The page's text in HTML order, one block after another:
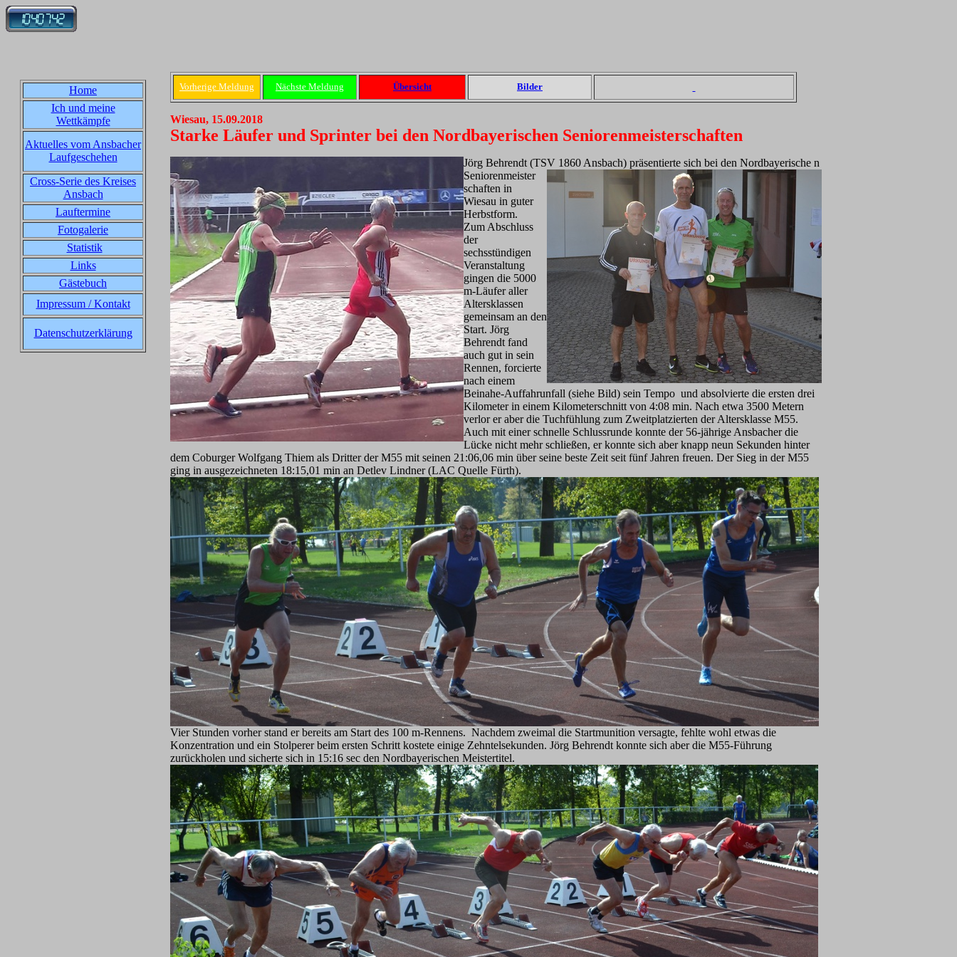
Home
Ich und meine
Wettkämpfe
Aktuelles vom Ansbacher
Laufgeschehen
Cross-Serie des Kreises
Ansbach
Lauftermine
Fotogalerie
Statistik
Links
Gästebuch
Impressum / Kontakt
Datenschutzerklärung
Vorherige Meldung Nächste Meldung Übersicht Bilder
Wiesau, 15.09.2018
Starke Läufer und Sprinter bei den Nordbayerischen Seniorenmeisterschaften
Jörg Behrendt (TSV 1860 Ansbach) präsentierte sich bei den Nordbayerische n
Seniorenmeister
schaften in
Wiesau in guter
Herbstform.
Zum Abschluss
der
sechsstündigen
Veranstaltung
gingen die 5000
m-Läufer aller
Altersklassen
gemeinsam an den
Start. Jörg
Behrendt fand
auch gut in sein
Rennen, forcierte
nach einem
Beinahe-Auffahrunfall (siehe Bild) sein Tempo und absolvierte die ersten drei
Kilometer in einem Kilometerschnitt von 4:08 min. Nach etwa 3500 Metern
verlor er aber die Tuchfühlung zum Zweitplatzierten der Altersklasse M55.
Auch mit einer schnelle Schlussrunde konnte der 56-jährige Ansbacher die
Lücke nicht mehr schließen, er konnte sich aber knapp neun Sekunden hinter
dem Coburger Wolfgang Thiem als Dritter der M55 mit seinen 21:06,06 min über seine beste Zeit seit fünf Jahren freuen. Der Sieg in der M55
ging in ausgezeichneten 18:15,01 min an Detlev Lindner (LAC Quelle Fürth).
Vier Stunden vorher stand er bereits am Start des 100 m-Rennens. Nachdem zweimal die Startmunition versagte, fehlte wohl etwas die
Konzentration und ein Stolperer beim ersten Schritt kostete einige Zehntelsekunden. Jörg Behrendt konnte sich aber die M55-Führung
zurückholen und sicherte sich in 15:16 sec den Nordbayerischen Meistertitel.